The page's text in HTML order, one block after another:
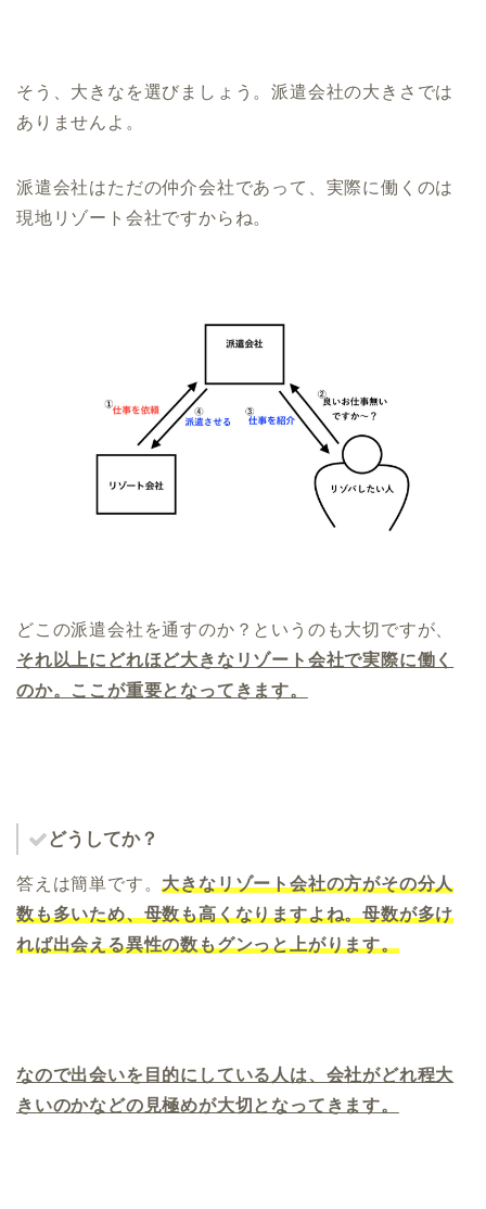
そう、大きなを選びましょう。派遣会社の大きさでは
ありませんよ。
派遣会社はただの仲介会社であって、実際に働くのは
現地リゾート会社ですからね。
どこの派遣会社を通すのか？というのも大切ですが、
それ以上にどれほど大きなリゾート会社で実際に働く
のか。ここが重要となってきます。
どうしてか？
答えは簡単です。大きなリゾート会社の方がその分人
数も多いため、母数も高くなりますよね。母数が多け
れば出会える異性の数もグンっと上がります。
なので出会いを目的にしている人は、会社がどれ程大
きいのかなどの見極めが大切となってきます。